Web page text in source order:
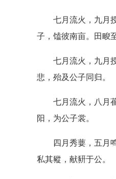
七月流火，九月授
子，馌彼南亩。田畯
七月流火，九月授
悲，殆及公子同归。
七月流火，八月萑
阳，为公子裳。
四月秀葽，五月鸣
私其豵，献豜于公。